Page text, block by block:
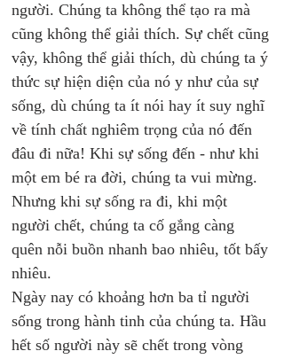
người. Chúng ta không thể tạo ra mà
cũng không thể giải thích. Sự chết cũng
vậy, không thể giải thích, dù chúng ta ý
thức sự hiện diện của nó y như của sự
sống, dù chúng ta ít nói hay ít suy nghĩ
về tính chất nghiêm trọng của nó đến
đâu đi nữa! Khi sự sống đến - như khi
một em bé ra đời, chúng ta vui mừng.
Nhưng khi sự sống ra đi, khi một
người chết, chúng ta cố gắng càng
quên nỗi buồn nhanh bao nhiêu, tốt bấy
nhiêu.
Ngày nay có khoảng hơn ba tỉ người
sống trong hành tinh của chúng ta. Hầu
hết số người này sẽ chết trong vòng